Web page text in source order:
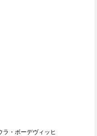
・ボーデヴィッヒ